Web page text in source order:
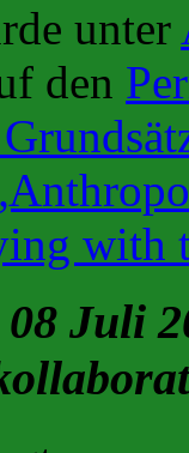
unter
den
with
08 Juli